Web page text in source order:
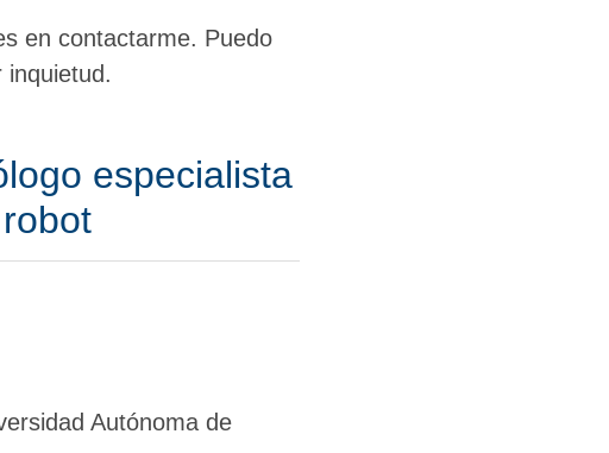
en contactarme. Puedo
especialista
Autónoma de